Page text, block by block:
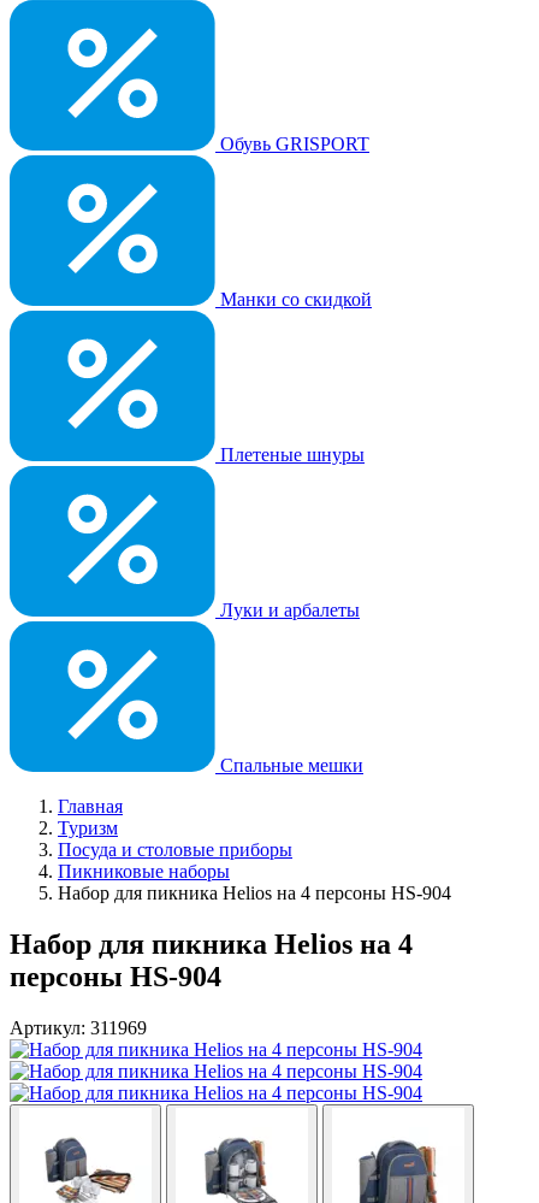
Обувь GRISPORT
Манки со скидкой
Плетеные шнуры
Луки и арбалеты
Спальные мешки
Главная
Туризм
Посуда и столовые приборы
Пикниковые наборы
Набор для пикника Helios на 4 персоны HS-904
Набор для пикника Helios на 4
персоны HS-904
Артикул: 311969